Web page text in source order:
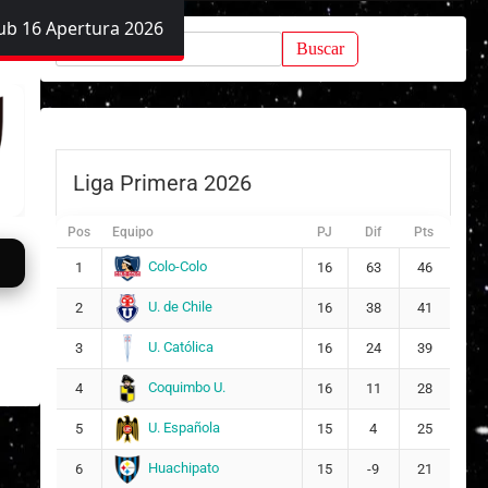
16 Apertura 2026
Buscar:
Liga Primera 2026
Pos Equipo PJ Dif Pts
1 Colo-Colo 16 63 46
2 U. de Chile 16 38 41
3 U. Católica 16 24 39
4 Coquimbo U. 16 11 28
5 U. Española 15 4 25
6 Huachipato 15 -9 21